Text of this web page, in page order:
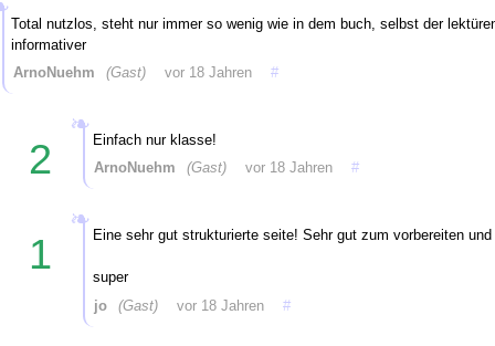
Total nutzlos, steht nur immer so wenig wie in dem buch, selbst der
informativer
ArnoNuehm
(Gast) vor 18 Jahren #
2
Einfach nur klasse!
ArnoNuehm
(Gast) vor 18 Jahren #
1 Eine sehr gut strukturierte seite! Sehr gut zum vorbereiten und
super
jo
(Gast) vor 18 Jahren #